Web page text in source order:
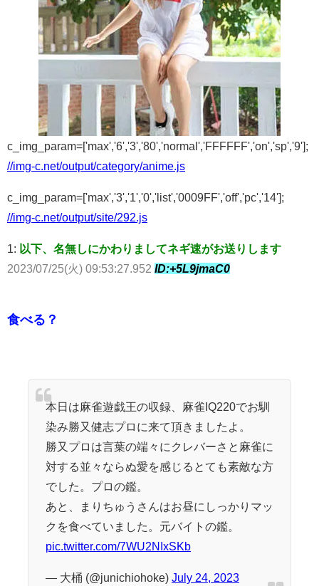
c_img_param=['max','6','3','80','normal','FFFFFF','on','sp','9'];
//img-c.net/output/category/anime.js
c_img_param=['max','3','1','0','list','0009FF','off','pc','14'];
//img-c.net/output/site/292.js
1: 以下、名無しにかわりましてネギ速がお送りします
2023/07/25(火) 09:53:27.952 ID:+5L9jmaC0
食べる？
本日は麻雀遊戯王の収録、麻雀IQ220でお馴
染み勝又健志プロに来て頂きましたよ。
勝又プロは言葉の端々にクレバーさと麻雀に
対する並々ならぬ愛を感じるとても素敵な方
でした。プロの鑑。
あと、まりちゅうさんはお昼にしっかりマッ
クを食べていました。元バイトの鑑。
pic.twitter.com/7WU2NIxSKb
— 大桶 (@junichiohoke) July 24, 2023